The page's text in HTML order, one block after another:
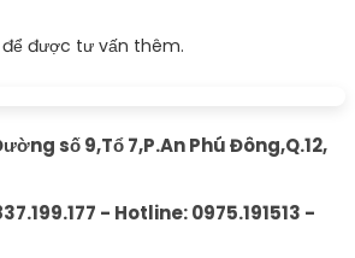
được tư vấn thêm.
số 9,Tổ 7,P.An Phú Đông,Q.12,
- Hotline: 0975.191513 -